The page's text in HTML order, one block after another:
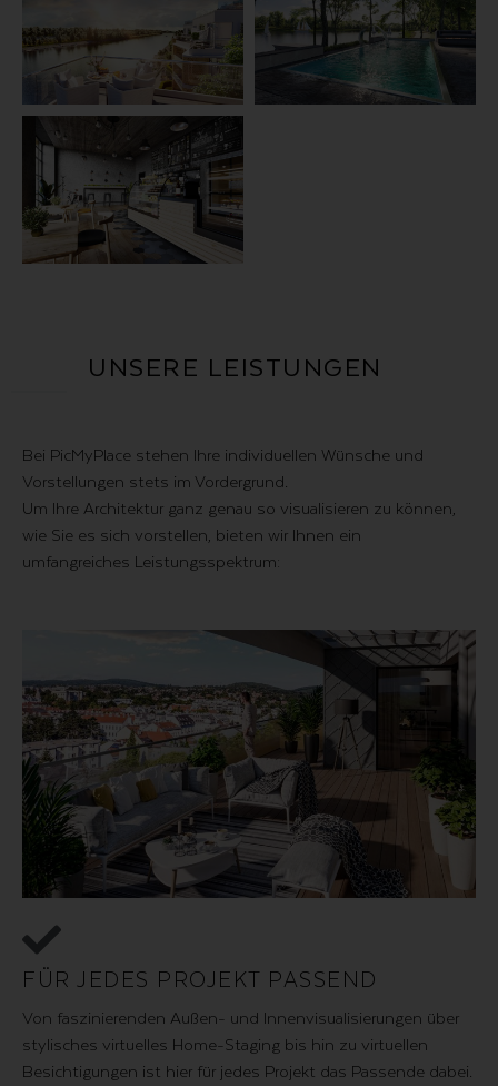
UNSERE LEISTUNGEN
Bei PicMyPlace stehen Ihre individuellen Wünsche und
Vorstellungen stets im Vordergrund.
Um Ihre Architektur ganz genau so visualisieren zu können,
wie Sie es sich vorstellen, bieten wir Ihnen ein
umfangreiches Leistungsspektrum:
FÜR JEDES PROJEKT PASSEND
Von faszinierenden Außen- und Innenvisualisierungen über
stylisches virtuelles Home-Staging bis hin zu virtuellen
Besichtigungen ist hier für jedes Projekt das Passende dabei.